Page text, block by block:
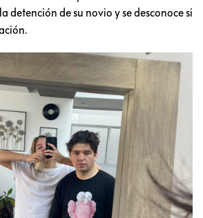
detención de su novio y se desconoce si